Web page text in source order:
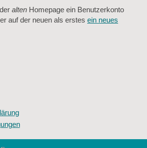
alten Homepage ein Benutzerkonto
auf der neuen als erstes ein neues